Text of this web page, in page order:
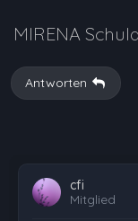
MIRENA
Antworten
cfi
Mitglied